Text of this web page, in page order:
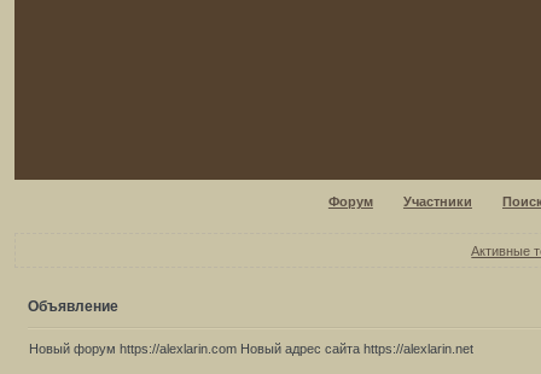
Форум Участники
Активные
Объявление
Новый форум https://alexlarin.com Новый адрес сайта https://alexlarin.net